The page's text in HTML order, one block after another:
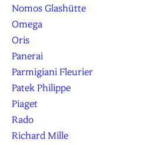
Nomos Glashütte
Omega
Oris
Panerai
Parmigiani Fleurier
Patek Philippe
Piaget
Rado
Richard Mille